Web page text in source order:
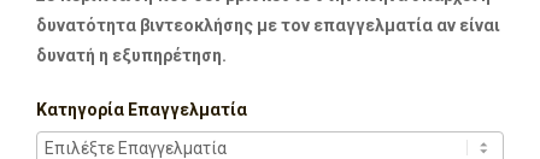
δυνατότητα βιντεοκλήσης με τον επαγγελματία αν είναι
δυνατή η εξυπηρέτηση.
Κατηγορία Επαγγελματία